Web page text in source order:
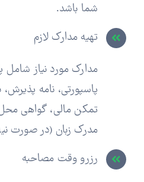
شما باشد.
تهیه مدارک لازم
مدارک مورد نیاز
پاسپورتی، نامه
تمکن مالی، گواهی
مدرک زبان (در صورت
رزرو وقت مصاحبه